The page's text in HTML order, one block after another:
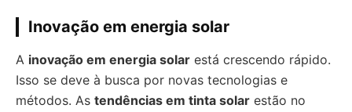
Inovação em energia solar
A inovação em energia solar está crescendo rápido.
Isso se deve à busca por novas tecnologias e
métodos. As tendências em tinta solar estão no